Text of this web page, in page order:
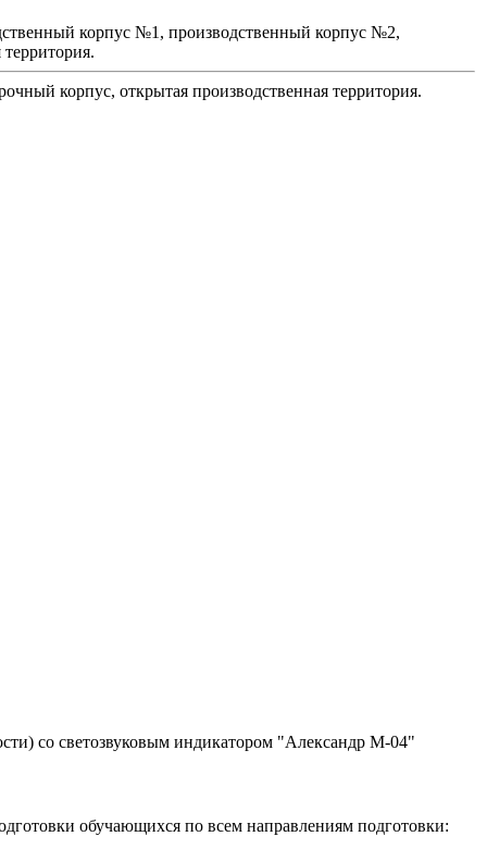
корпус №1, производственный корпус №2,
корпус, открытая производственная территория.
со светозвуковым индикатором "Александр М-04"
обучающихся по всем направлениям подготовки: